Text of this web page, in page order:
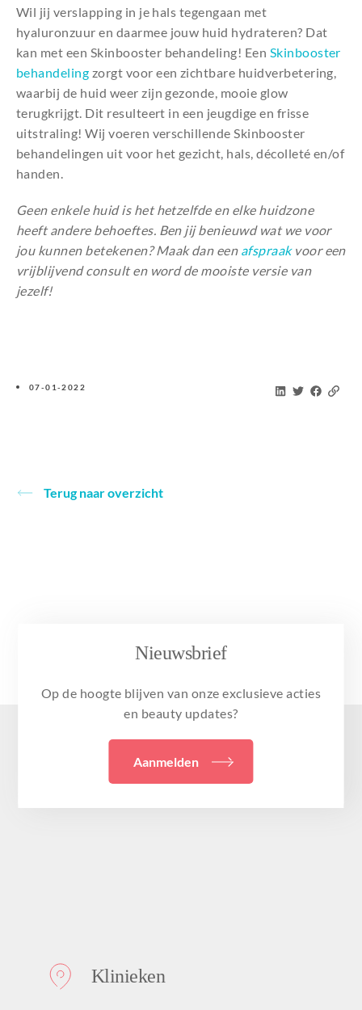
Wil jij verslapping in je hals tegengaan met
hyaluronzuur en daarmee jouw huid hydrateren? Dat
kan met een Skinbooster behandeling! Een Skinbooster
behandeling zorgt voor een zichtbare huidverbetering,
waarbij de huid weer zijn gezonde, mooie glow
terugkrijgt. Dit resulteert in een jeugdige en frisse
uitstraling! Wij voeren verschillende Skinbooster
behandelingen uit voor het gezicht, hals, décolleté en/of
handen.
Geen enkele huid is het hetzelfde en elke huidzone
heeft andere behoeftes. Ben jij benieuwd wat we voor
jou kunnen betekenen? Maak dan een afspraakvoor een
vrijblijvend consult en word de mooiste versie van
jezelf!
07-01-2022
Terug naar overzicht
Nieuwsbrief
Op de hoogte blijven van onze exclusieve acties
en beauty updates?
Aanmelden
Klinieken